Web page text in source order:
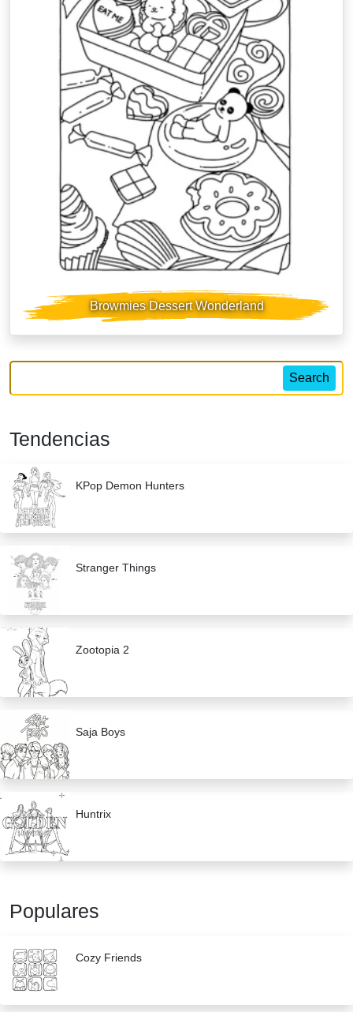
Browmies Dessert Wonderland
Search
Tendencias
KPop Demon Hunters
Stranger Things
Zootopia 2
Saja Boys
Huntrix
Populares
Cozy Friends